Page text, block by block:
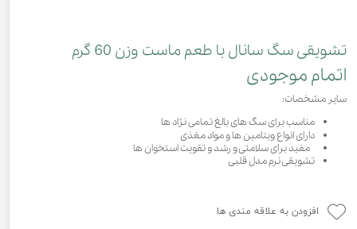
تشویقی سگ سانال با طعم ماست وزن 60 گرم
اتمام موجودی
سایر مشخصات:
مناسب برای سگ های بالغ تمامی نژاد ها
دارای انواع ویتامین ها و مواد مغذی
مفید برای سلامتی و رشد و تقویت استخوان ها
تشویقی نرم مدل قلبی
افزودن به علاقه مندی ها